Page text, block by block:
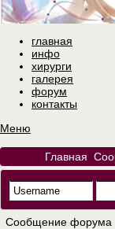
главная
инфо
хирурги
галерея
форум
контакты
Меню
Главная
Сообщение форума